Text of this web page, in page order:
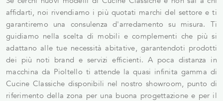
affidarti, noi rivendiamo i più quotati marchi del settore e ti
garantiremo una consulenza d'arredamento su misura. Ti
guidiamo nella scelta di mobili e complementi che più si
adattano alle tue necessità abitative, garantendoti prodotti
dei più noti brand e servizi efficienti. A poca distanza in
macchina da Pioltello ti attende la quasi infinita gamma di
Cucine Classiche disponibili nel nostro showroom, punto di
riferimento della zona per una buona progettazione e per il